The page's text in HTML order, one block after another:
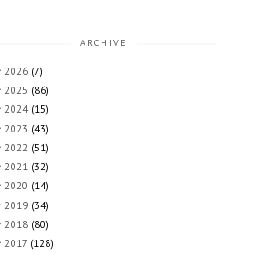
ARCHIVE
2026 (7)
2025 (86)
2024 (15)
2023 (43)
2022 (51)
2021 (32)
2020 (14)
2019 (34)
2018 (80)
2017 (128)